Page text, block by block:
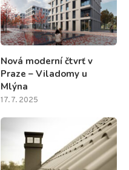
Nová moderní čtvrť v
Praze – Viladomy u
Mlýna
17. 7. 2025